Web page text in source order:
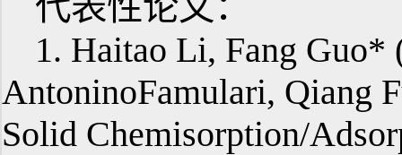
1. Haitao Li, Fang
AntoninoFamulari, Qiang
Solid Chemisorption/